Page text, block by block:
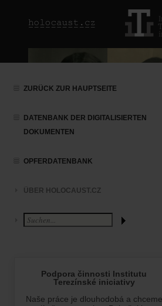
ZURÜCK ZUR HAUPTSEITE
DATENBANK DER DIGITALISIERTEN
DOKUMENTEN
OPFERDATENBANK
ÜBER HOLOCAUST.CZ